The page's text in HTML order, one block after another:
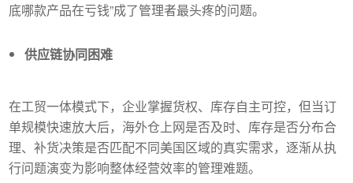
底哪款产品在亏钱”成了管理者最头疼的问题。
供应链协同困难
在工贸一体模式下，企业掌握货权、库存自主可控，但当订
单规模快速放大后，海外仓上网是否及时、库存是否分布合
理、补货决策是否匹配不同美国区域的真实需求，逐渐从执
行问题演变为影响整体经营效率的管理难题。